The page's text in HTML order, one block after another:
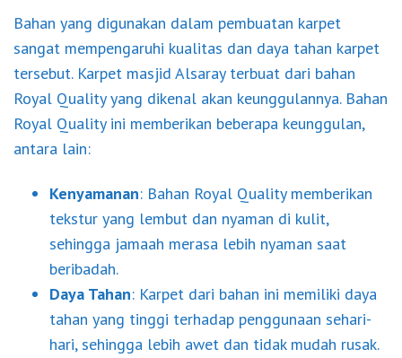
Bahan yang digunakan dalam pembuatan karpet
sangat mempengaruhi kualitas dan daya tahan karpet
tersebut. Karpet masjid Alsaray terbuat dari bahan
Royal Quality yang dikenal akan keunggulannya. Bahan
Royal Quality ini memberikan beberapa keunggulan,
antara lain:
Kenyamanan: Bahan Royal Quality memberikan
tekstur yang lembut dan nyaman di kulit,
sehingga jamaah merasa lebih nyaman saat
beribadah.
Daya Tahan: Karpet dari bahan ini memiliki daya
tahan yang tinggi terhadap penggunaan sehari-
hari, sehingga lebih awet dan tidak mudah rusak.